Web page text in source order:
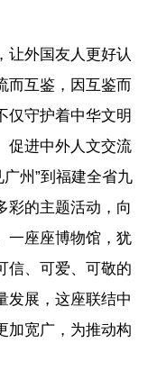
让外国友人更好认
而互鉴，因互鉴而
仅守护着中华文明
促进中外人文交流
州”到福建全省九
彩的主题活动，向
一座座博物馆，犹
信、可爱、可敬的
发展，这座联结中
加宽广，为推动构